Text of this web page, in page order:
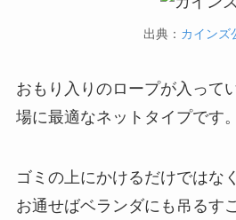
出典： カインズ
おもり入りのロープが入って
場に最適なネットタイプです。
ゴミの上にかけるだけではな
お通せばベランダにも吊るす